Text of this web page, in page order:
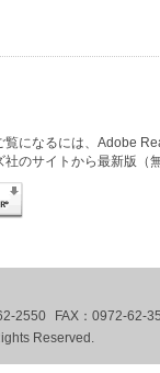
覧になるには、Adobe
社のサイトから最新版（
2550 FAX： 0972-62-
Reserved.